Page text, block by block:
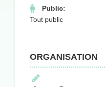
Public:
Tout public
ORGANISATION